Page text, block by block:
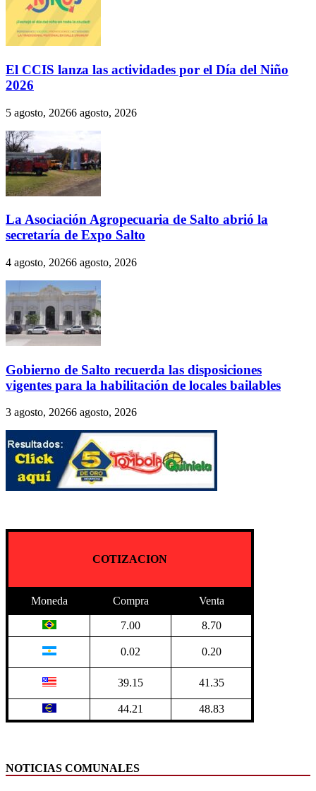
El CCIS lanza las actividades por el Día del Niño
2026
5 agosto, 20266 agosto, 2026
La Asociación Agropecuaria de Salto abrió la
secretaría de Expo Salto
4 agosto, 20266 agosto, 2026
Gobierno de Salto recuerda las disposiciones
vigentes para la habilitación de locales bailables
3 agosto, 20266 agosto, 2026
COTIZACION
Moneda Compra Venta
7.00 8.70
0.02 0.20
39.15 41.35
44.21 48.83
NOTICIAS COMUNALES